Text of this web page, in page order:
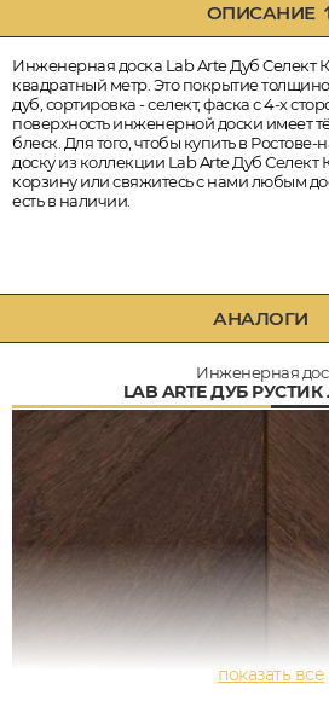
ОПИСАНИЕ
Инженерная доска Lab Arte Дуб Селект
квадратный метр. Это покрытие
дуб, сортировка - селект, фаска с 4-х
поверхность инженерной доски имеет
блеск. Для того, чтобы купить в
доску из коллекции Lab Arte Дуб Селект
корзину или свяжитесь с нами любым
есть в наличии.
АНАЛОГИ
Инженерная
LAB ARTE ДУБ